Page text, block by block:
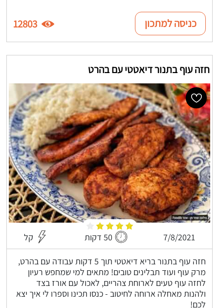
כניסה למתכון 12803
חזה עוף בתנור דיאטטי עם בהרט
7/8/2021 50 דקות קל
חזה עוף בתנור בריא דיאטטי תוך 5 דקות עבודה עם בהרט,
מרק עוף ועוד תבלינים טובים! מתאים למי שמחפש רעיון
לחזה עוף טעים לארוחת צהריים, לאכול עם אורז בצד
ולהנות מאחלה ארוחה לחיטוב - כנסו תכינו וספרו לי איך יצא
לכם!